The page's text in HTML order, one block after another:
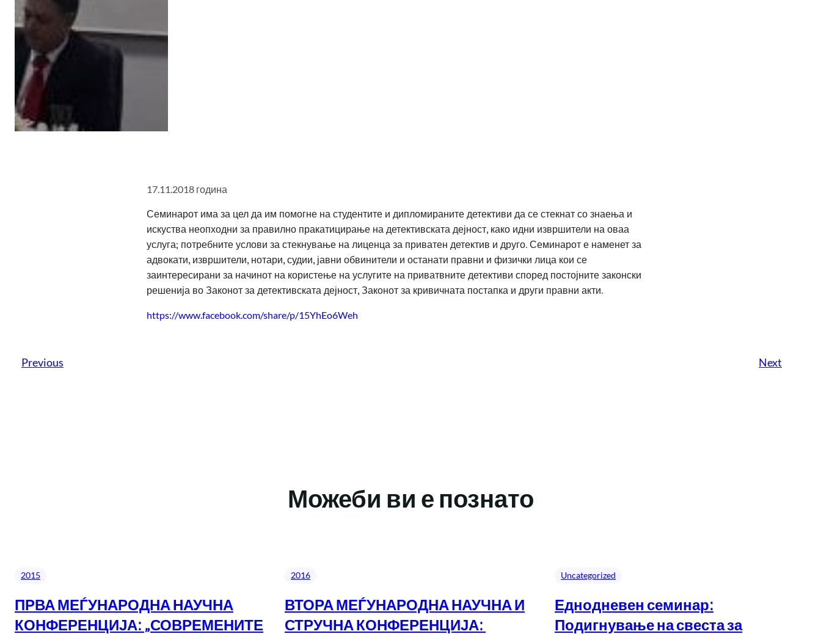
17.11.2018 година
Семинарот има за цел да им помогне на студентите и дипломираните детективи да се стекнат со знаења и
искуства неопходни за правилно пракатицирање на детективската дејност, како идни извршители на оваа
услуга; потребните услови за стекнување на лиценца за приватен детектив и друго. Семинарот е наменет за
адвокати, извршители, нотари, судии, јавни обвинители и останати правни и физички лица кои се
заинтересирани за начинот на користење на услугите на приватвните детективи според постојните законски
решенија во Законот за детективската дејност, Законот за кривичната постапка и други правни акти.
https://www.facebook.com/share/p/15YhEo6Weh
Previous Next
Можеби ви е познато
2015
ПРВА МЕЃУНАРОДНА НАУЧНА
КОНФЕРЕНЦИЈА: „СОВРЕМЕНИТЕ
2016
ВТОРА МЕЃУНАРОДНА НАУЧНА И
СТРУЧНА КОНФЕРЕНЦИЈА:
Uncategorized
Еднодневен семинар:
Подигнување на свеста за